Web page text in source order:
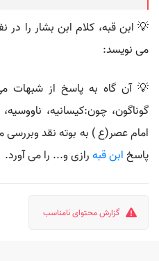
💡 ابن قبه، كلام ابن بشار را
مى نويسد:
💡 آن گاه به پاسخ از شبهات
گوناگون، چون:كيسانيه،
امام عصر(ع ) به بوته نقد وبررسى
پاسخابن قبهرازى و... را مى آورد.
گزارش محتوای نامناسب